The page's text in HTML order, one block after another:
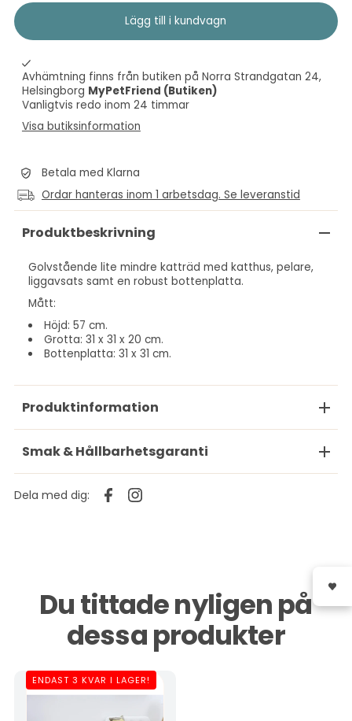
Avhämtning finns från butiken på Norra Strandgatan 24,
Helsingborg MyPetFriend (Butiken)
Vanligtvis redo inom 24 timmar
Visa butiksinformation
Betala med Klarna
Ordar hanteras inom 1 arbetsdag. Se leveranstid
Produktbeskrivning
Golvstående lite mindre katträd med katthus, pelare,
liggavsats samt en robust bottenplatta.
Mått:
Höjd: 57 cm.
Grotta: 31 x 31 x 20 cm.
Bottenplatta: 31 x 31 cm.
Produktinformation
Smak & Hållbarhetsgaranti
Dela med dig:
Du tittade nyligen på
dessa produkter
ENDAST 3 KVAR I LAGER!